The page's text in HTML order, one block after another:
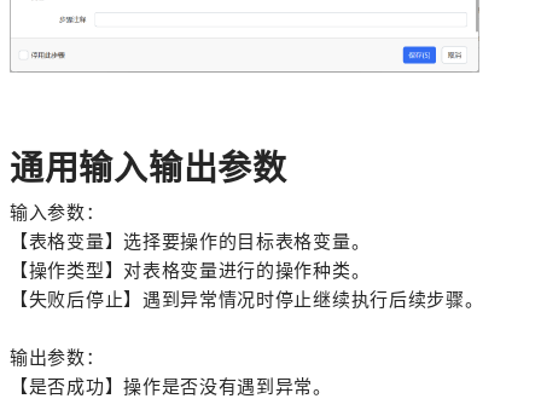
通用输入输出参数
输入参数：
【表格变量】选择要操作的目标表格变量。
【操作类型】对表格变量进行的操作种类。
【失败后停止】遇到异常情况时停止继续执行后续步骤。
输出参数：
【是否成功】操作是否没有遇到异常。